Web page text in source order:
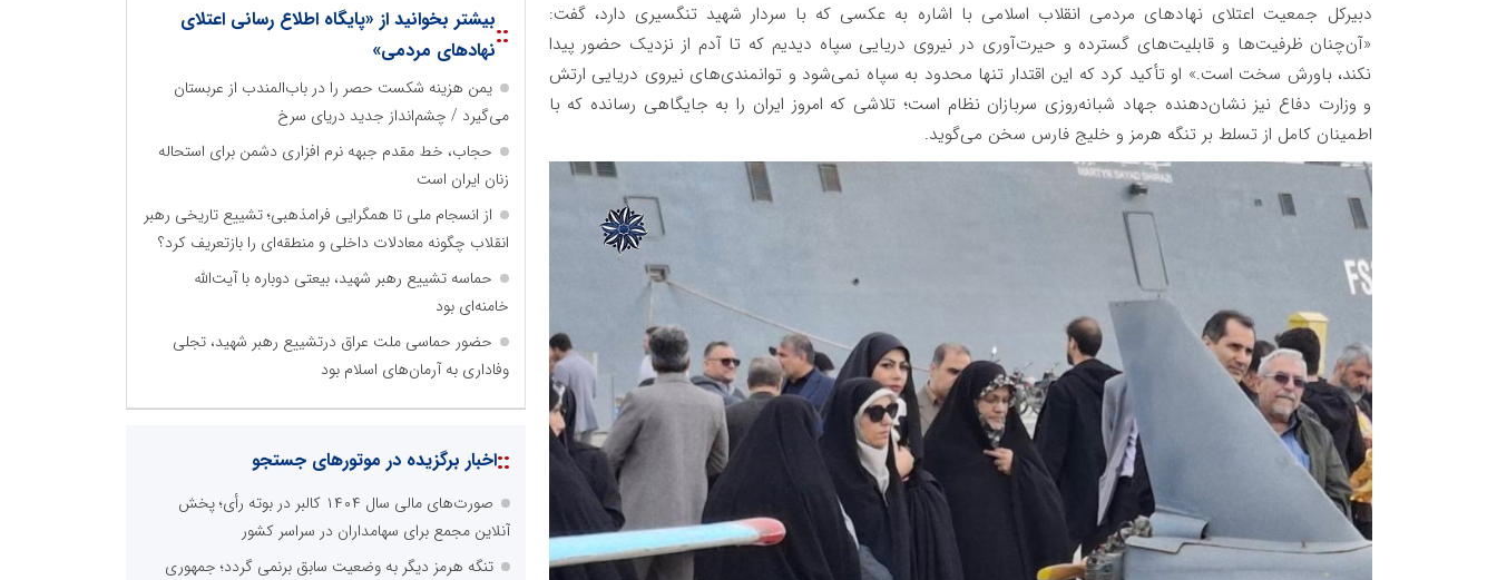
دبیرکل جمعیت اعتلای نهادهای مردمی انقلاب اسلامی با اشاره به عکسی که با سردار شهید تنگسیری دارد، گفت:
«آن‌چنان ظرفیت‌ها و قابلیت‌های گسترده و حیرت‌آوری در نیروی دریایی سپاه دیدیم که تا آدم از نزدیک حضور پیدا
نکند، باورش سخت است.» او تأکید کرد که این اقتدار تنها محدود به سپاه نمی‌شود و توانمندی‌های نیروی دریایی ارتش
و وزارت دفاع نیز نشان‌دهنده جهاد شبانه‌روزی سربازان نظام است؛ تلاشی که امروز ایران را به جایگاهی رسانده که با
اطمینان کامل از تسلط بر تنگه هرمز و خلیج فارس سخن می‌گوید.
::بیشتر بخوانید از «پایگاه اطلاع رسانی اعتلای
نهادهای مردمی»
یمن هزینه شکست حصر را در باب‌المندب از عربستان
می‌گیرد / چشم‌انداز جدید دریای سرخ
حجاب، خط مقدم جبهه نرم افزاری دشمن برای استحاله
زنان ایران است
از انسجام ملی تا همگرایی فرامذهبی؛ تشییع تاریخی رهبر
انقلاب چگونه معادلات داخلی و منطقه‌ای را بازتعریف کرد؟
حماسه تشییع رهبر شهید، بیعتی دوباره با آیت‌الله
خامنه‌ای بود
حضور حماسی ملت عراق درتشییع رهبر شهید، تجلی
وفاداری به آرمان‌های اسلام بود
::اخبار برگزیده در موتورهای جستجو
صورت‌های مالی سال ۱۴۰۴ کالبر در بوته رأی؛ پخش
آنلاین مجمع برای سهامداران در سراسر کشور
تنگه هرمز دیگر به وضعیت سابق برنمی گردد؛ جمهوری